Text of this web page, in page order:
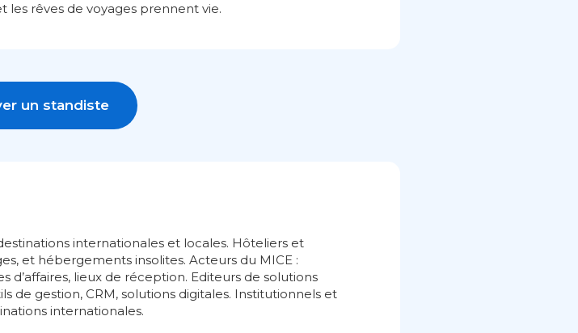
les rêves de voyages prennent vie.
un standiste
internationales et locales. Hôteliers et
et hébergements insolites. Acteurs du MICE :
d’affaires, lieux de réception. Editeurs de solutions
de gestion, CRM, solutions digitales. Institutionnels et
internationales.